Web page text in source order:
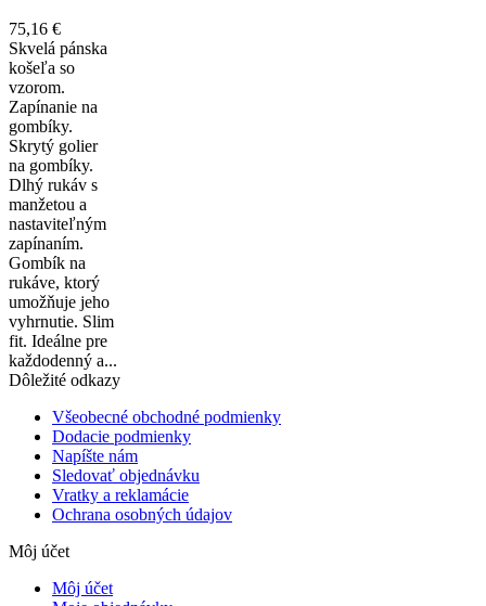
75,16 €
Skvelá pánska
košeľa so
vzorom.
Zapínanie na
gombíky.
Skrytý golier
na gombíky.
Dlhý rukáv s
manžetou a
nastaviteľným
zapínaním.
Gombík na
rukáve, ktorý
umožňuje jeho
vyhrnutie. Slim
fit. Ideálne pre
každodenný a...
Dôležité odkazy
Všeobecné obchodné podmienky
Dodacie podmienky
Napíšte nám
Sledovať objednávku
Vratky a reklamácie
Ochrana osobných údajov
Môj účet
Môj účet